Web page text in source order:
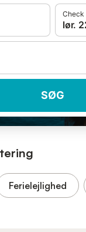
Check
lør.
SØG
Ferielejlighed